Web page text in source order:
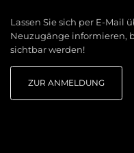
Lassen Sie sich per E-Mail
Neuzugänge informieren,
sichtbar werden!
ZUR ANMELDUNG